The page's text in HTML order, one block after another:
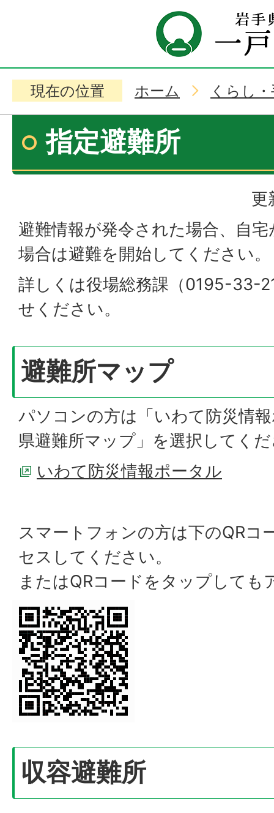
現在の位置 ホーム くらし
指定避難所
更
避難情報が発令された場合、自
場合は避難を開始してください。
詳しくは役場総務課（0195-33-
せください。
避難所マップ
パソコンの方は「いわて防災情
県避難所マップ」を選択してく
いわて防災情報ポータル
スマートフォンの方は下のQRコ
セスしてください。
またはQRコードをタップしても
収容避難所